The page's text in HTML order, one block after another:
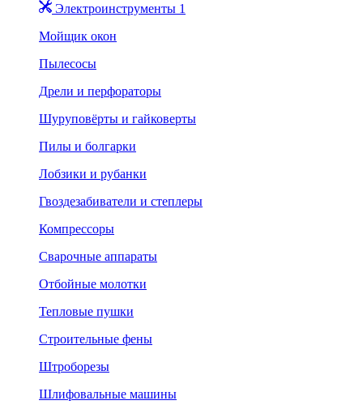
Электроинструменты 1
Мойщик окон
Пылесосы
Дрели и перфораторы
Шуруповёрты и гайковерты
Пилы и болгарки
Лобзики и рубанки
Гвоздезабиватели и степлеры
Компрессоры
Сварочные аппараты
Отбойные молотки
Тепловые пушки
Строительные фены
Штроборезы
Шлифовальные машины